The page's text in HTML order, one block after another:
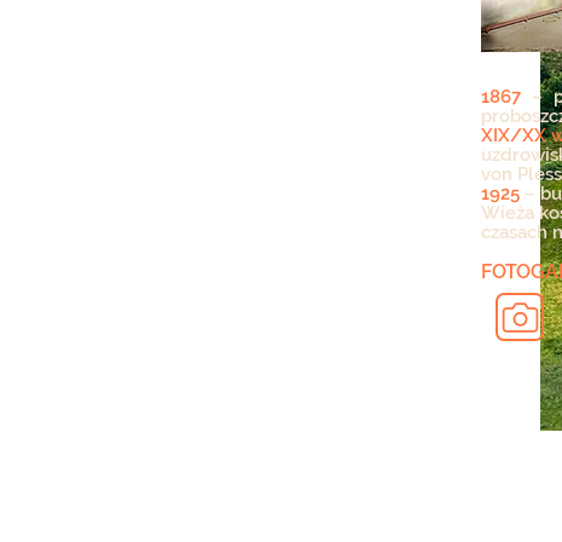
1867 –
XIX/XX
von
1925 –
Wieża
czasach